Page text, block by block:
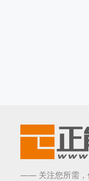
—— 关注您所需，